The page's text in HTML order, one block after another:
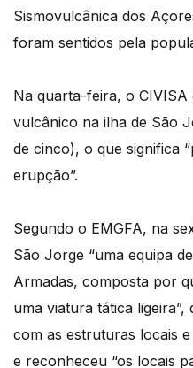
Sismovulcânica dos
foram sentidos pela
Na quarta-feira, o
vulcânico na ilha de São
de cinco), o que significa
erupção”.
Segundo o EMGFA, na
São Jorge “uma equipa
Armadas, composta por
uma viatura tática
com as estruturas locais
e reconheceu “os locais